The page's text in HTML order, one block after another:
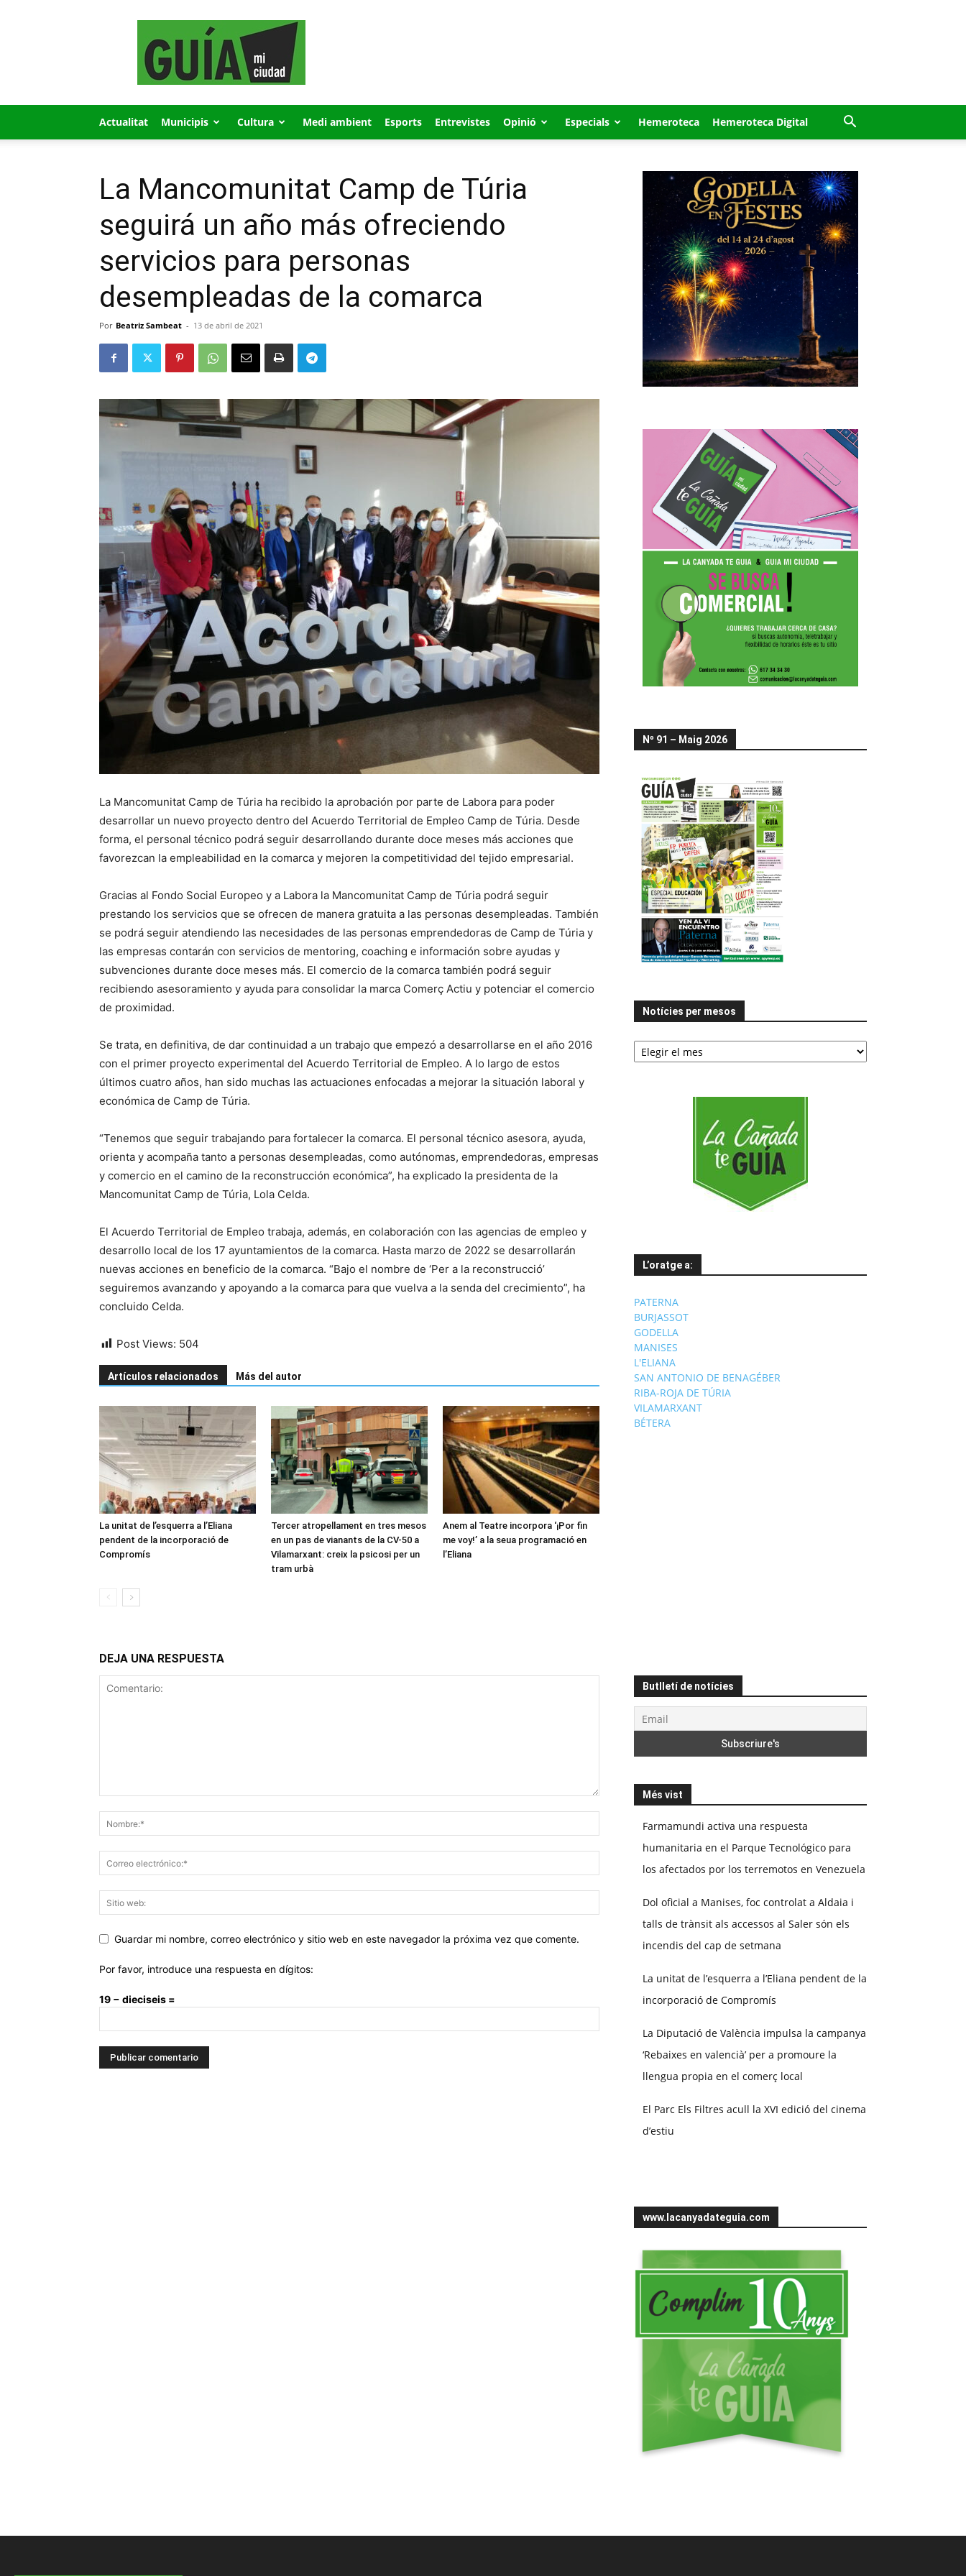
MI
CIUDAD
Actualitat Municipis Cultura Medi ambient Esports Entrevistes Opinió Especials Hemeroteca Hemeroteca Digital
La Mancomunitat Camp de Túria
seguirá un año más ofreciendo
servicios para personas
desempleadas de la comarca
Por Beatriz Sambeat - 13 de abril de 2021
La Mancomunitat Camp de Túria ha recibido la aprobación por parte de Labora para poder
desarrollar un nuevo proyecto dentro del Acuerdo Territorial de Empleo Camp de Túria. Desde
forma, el personal técnico podrá seguir desarrollando durante doce meses más acciones que
favorezcan la empleabilidad en la comarca y mejoren la competitividad del tejido empresarial.
Gracias al Fondo Social Europeo y a Labora la Mancomunitat Camp de Túria podrá seguir
prestando los servicios que se ofrecen de manera gratuita a las personas desempleadas. También
se podrá seguir atendiendo las necesidades de las personas emprendedoras de Camp de Túria y
las empresas contarán con servicios de mentoring, coaching e información sobre ayudas y
subvenciones durante doce meses más. El comercio de la comarca también podrá seguir
recibiendo asesoramiento y ayuda para consolidar la marca Comerç Actiu y potenciar el comercio
de proximidad.
Se trata, en definitiva, de dar continuidad a un trabajo que empezó a desarrollarse en el año 2016
con el primer proyecto experimental del Acuerdo Territorial de Empleo. A lo largo de estos
últimos cuatro años, han sido muchas las actuaciones enfocadas a mejorar la situación laboral y
económica de Camp de Túria.
“Tenemos que seguir trabajando para fortalecer la comarca. El personal técnico asesora, ayuda,
orienta y acompaña tanto a personas desempleadas, como autónomas, emprendedoras, empresas
y comercio en el camino de la reconstrucción económica”, ha explicado la presidenta de la
Mancomunitat Camp de Túria, Lola Celda.
El Acuerdo Territorial de Empleo trabaja, además, en colaboración con las agencias de empleo y
desarrollo local de los 17 ayuntamientos de la comarca. Hasta marzo de 2022 se desarrollarán
nuevas acciones en beneficio de la comarca. “Bajo el nombre de ‘Per a la reconstrucció’
seguiremos avanzando y apoyando a la comarca para que vuelva a la senda del crecimiento”, ha
concluido Celda.
Post Views: 504
Artículos relacionados Más del autor
La unitat de l’esquerra a l’Eliana
pendent de la incorporació de
Compromís
Tercer atropellament en tres mesos
en un pas de vianants de la CV-50 a
Vilamarxant: creix la psicosi per un
tram urbà
Anem al Teatre incorpora ‘¡Por fin
me voy!’ a la seua programació en
l’Eliana
DEJA UNA RESPUESTA
Guardar mi nombre, correo electrónico y sitio web en este navegador la próxima vez que comente.
Por favor, introduce una respuesta en dígitos:
19 − dieciseis =
Nº 91 – Maig 2026
Notícies per mesos
Notícies
per
L’oratge a:
PATERNA
BURJASSOT
GODELLA
MANISES
L'ELIANA
SAN ANTONIO DE BENAGÉBER
RIBA-ROJA DE TÚRIA
VILAMARXANT
BÉTERA
Butlletí de notícies
Més vist
Farmamundi activa una respuesta
humanitaria en el Parque Tecnológico para
los afectados por los terremotos en Venezuela
Dol oficial a Manises, foc controlat a Aldaia i
talls de trànsit als accessos al Saler són els
incendis del cap de setmana
La unitat de l’esquerra a l’Eliana pendent de la
incorporació de Compromís
La Diputació de València impulsa la campanya
‘Rebaixes en valencià’ per a promoure la
llengua propia en el comerç local
El Parc Els Filtres acull la XVI edició del cinema
d’estiu
www.lacanyadateguia.com